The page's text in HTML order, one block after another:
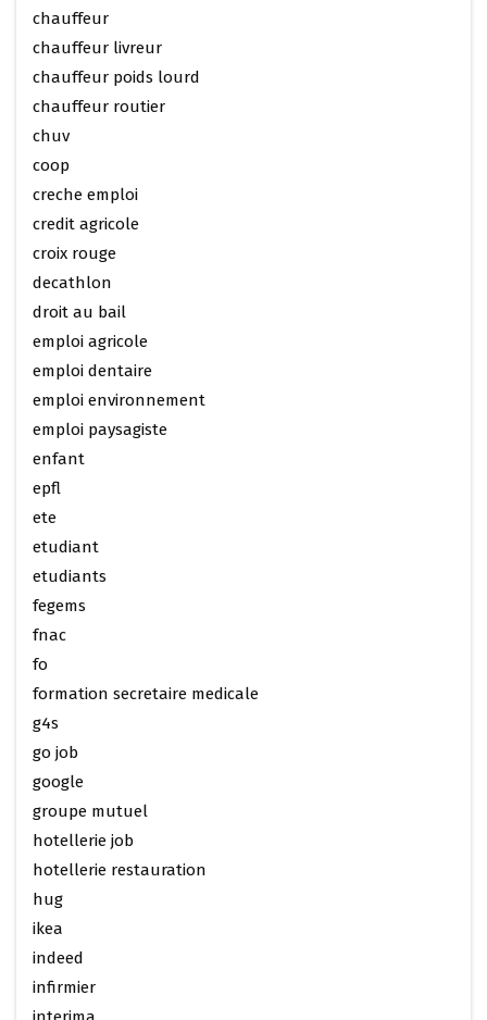
chauffeur
chauffeur livreur
chauffeur poids lourd
chauffeur routier
chuv
coop
creche emploi
credit agricole
croix rouge
decathlon
droit au bail
emploi agricole
emploi dentaire
emploi environnement
emploi paysagiste
enfant
epfl
ete
etudiant
etudiants
fegems
fnac
fo
formation secretaire medicale
g4s
go job
google
groupe mutuel
hotellerie job
hotellerie restauration
hug
ikea
indeed
infirmier